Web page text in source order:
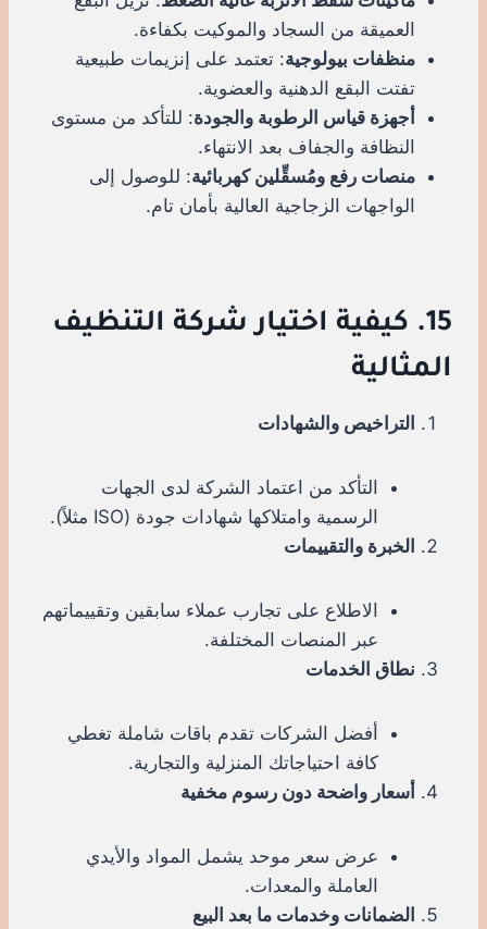
العميقة من السجاد والموكيت بكفاءة.
منظفات بيولوجية: تعتمد على إنزيمات طبيعية
تفتت البقع الدهنية والعضوية.
أجهزة قياس الرطوبة والجودة: للتأكد من مستوى
النظافة والجفاف بعد الانتهاء.
منصات رفع ومُسقِّلين كهربائية: للوصول إلى
الواجهات الزجاجية العالية بأمان تام.
15. كيفية اختيار شركة التنظيف
المثالية
التراخيص والشهادات
التأكد من اعتماد الشركة لدى الجهات
الرسمية وامتلاكها شهادات جودة (ISO مثلاً).
الخبرة والتقييمات
الاطلاع على تجارب عملاء سابقين وتقييماتهم
عبر المنصات المختلفة.
نطاق الخدمات
أفضل الشركات تقدم باقات شاملة تغطي
كافة احتياجاتك المنزلية والتجارية.
أسعار واضحة دون رسوم مخفية
عرض سعر موحد يشمل المواد والأيدي
العاملة والمعدات.
الضمانات وخدمات ما بعد البيع